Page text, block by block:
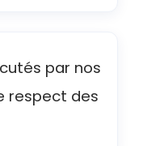
par nos
respect des